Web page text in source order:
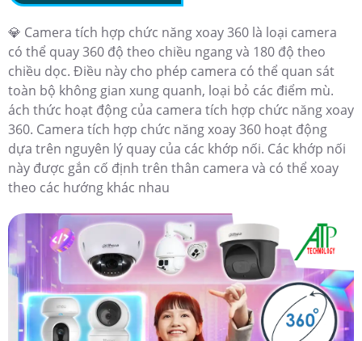
💎 Camera tích hợp chức năng xoay 360 là loại camera
có thể quay 360 độ theo chiều ngang và 180 độ theo
chiều dọc. Điều này cho phép camera có thể quan sát
toàn bộ không gian xung quanh, loại bỏ các điểm mù.
ách thức hoạt động của camera tích hợp chức năng xoay
360. Camera tích hợp chức năng xoay 360 hoạt động
dựa trên nguyên lý quay của các khớp nối. Các khớp nối
này được gắn cố định trên thân camera và có thể xoay
theo các hướng khác nhau